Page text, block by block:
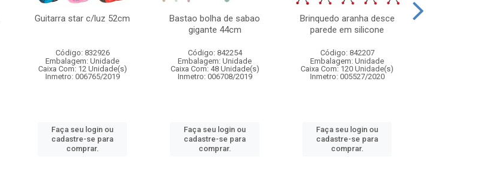
Guitarra star c/luz 52cm
Código: 832926
Embalagem: Unidade
Caixa Com: 12 Unidade(s)
Inmetro: 006765/2019
Faça seu login ou
cadastre-se para
comprar.
Bastao bolha de sabao
gigante 44cm
Código: 842254
Embalagem: Unidade
Caixa Com: 48 Unidade(s)
Inmetro: 006708/2019
Faça seu login ou
cadastre-se para
comprar.
Brinquedo aranha desce
parede em silicone
Código: 842207
Embalagem: Unidade
Caixa Com: 120 Unidade(s)
Inmetro: 005527/2020
Faça seu login ou
cadastre-se para
comprar.